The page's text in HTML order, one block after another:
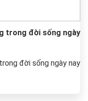
trong đời sống ngày
đời sống ngày nay